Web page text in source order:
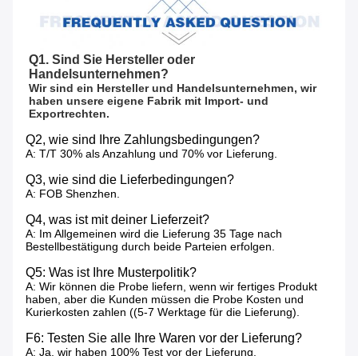
Q1. Sind Sie Hersteller oder
Handelsunternehmen?
Wir sind ein Hersteller und Handelsunternehmen, wir
haben unsere eigene Fabrik mit Import- und
Exportrechten.
Q2, wie sind Ihre Zahlungsbedingungen?
A: T/T 30% als Anzahlung und 70% vor Lieferung.
Q3, wie sind die Lieferbedingungen?
A: FOB Shenzhen.
Q4, was ist mit deiner Lieferzeit?
A: Im Allgemeinen wird die Lieferung 35 Tage nach
Bestellbestätigung durch beide Parteien erfolgen.
Q5: Was ist Ihre Musterpolitik?
A: Wir können die Probe liefern, wenn wir fertiges Produkt
haben, aber die Kunden müssen die Probe Kosten und
Kurierkosten zahlen ((5-7 Werktage für die Lieferung).
F6: Testen Sie alle Ihre Waren vor der Lieferung?
A: Ja, wir haben 100% Test vor der Lieferung.